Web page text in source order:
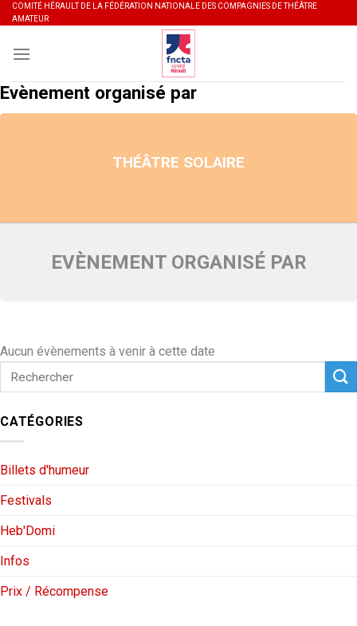
Skip
to
content
COMITÉ HÉRAULT DE LA FÉDÉRATION NATIONALE DES COMPAGNIES DE THÉÂTRE
AMATEUR
Evènement organisé par
THÉÂTRE SOLAIRE
EVÈNEMENT ORGANISÉ PAR
Aucun évènements à venir à cette date
CATÉGORIES
Billets d'humeur
Festivals
Heb'Domi
Infos
Prix / Récompense